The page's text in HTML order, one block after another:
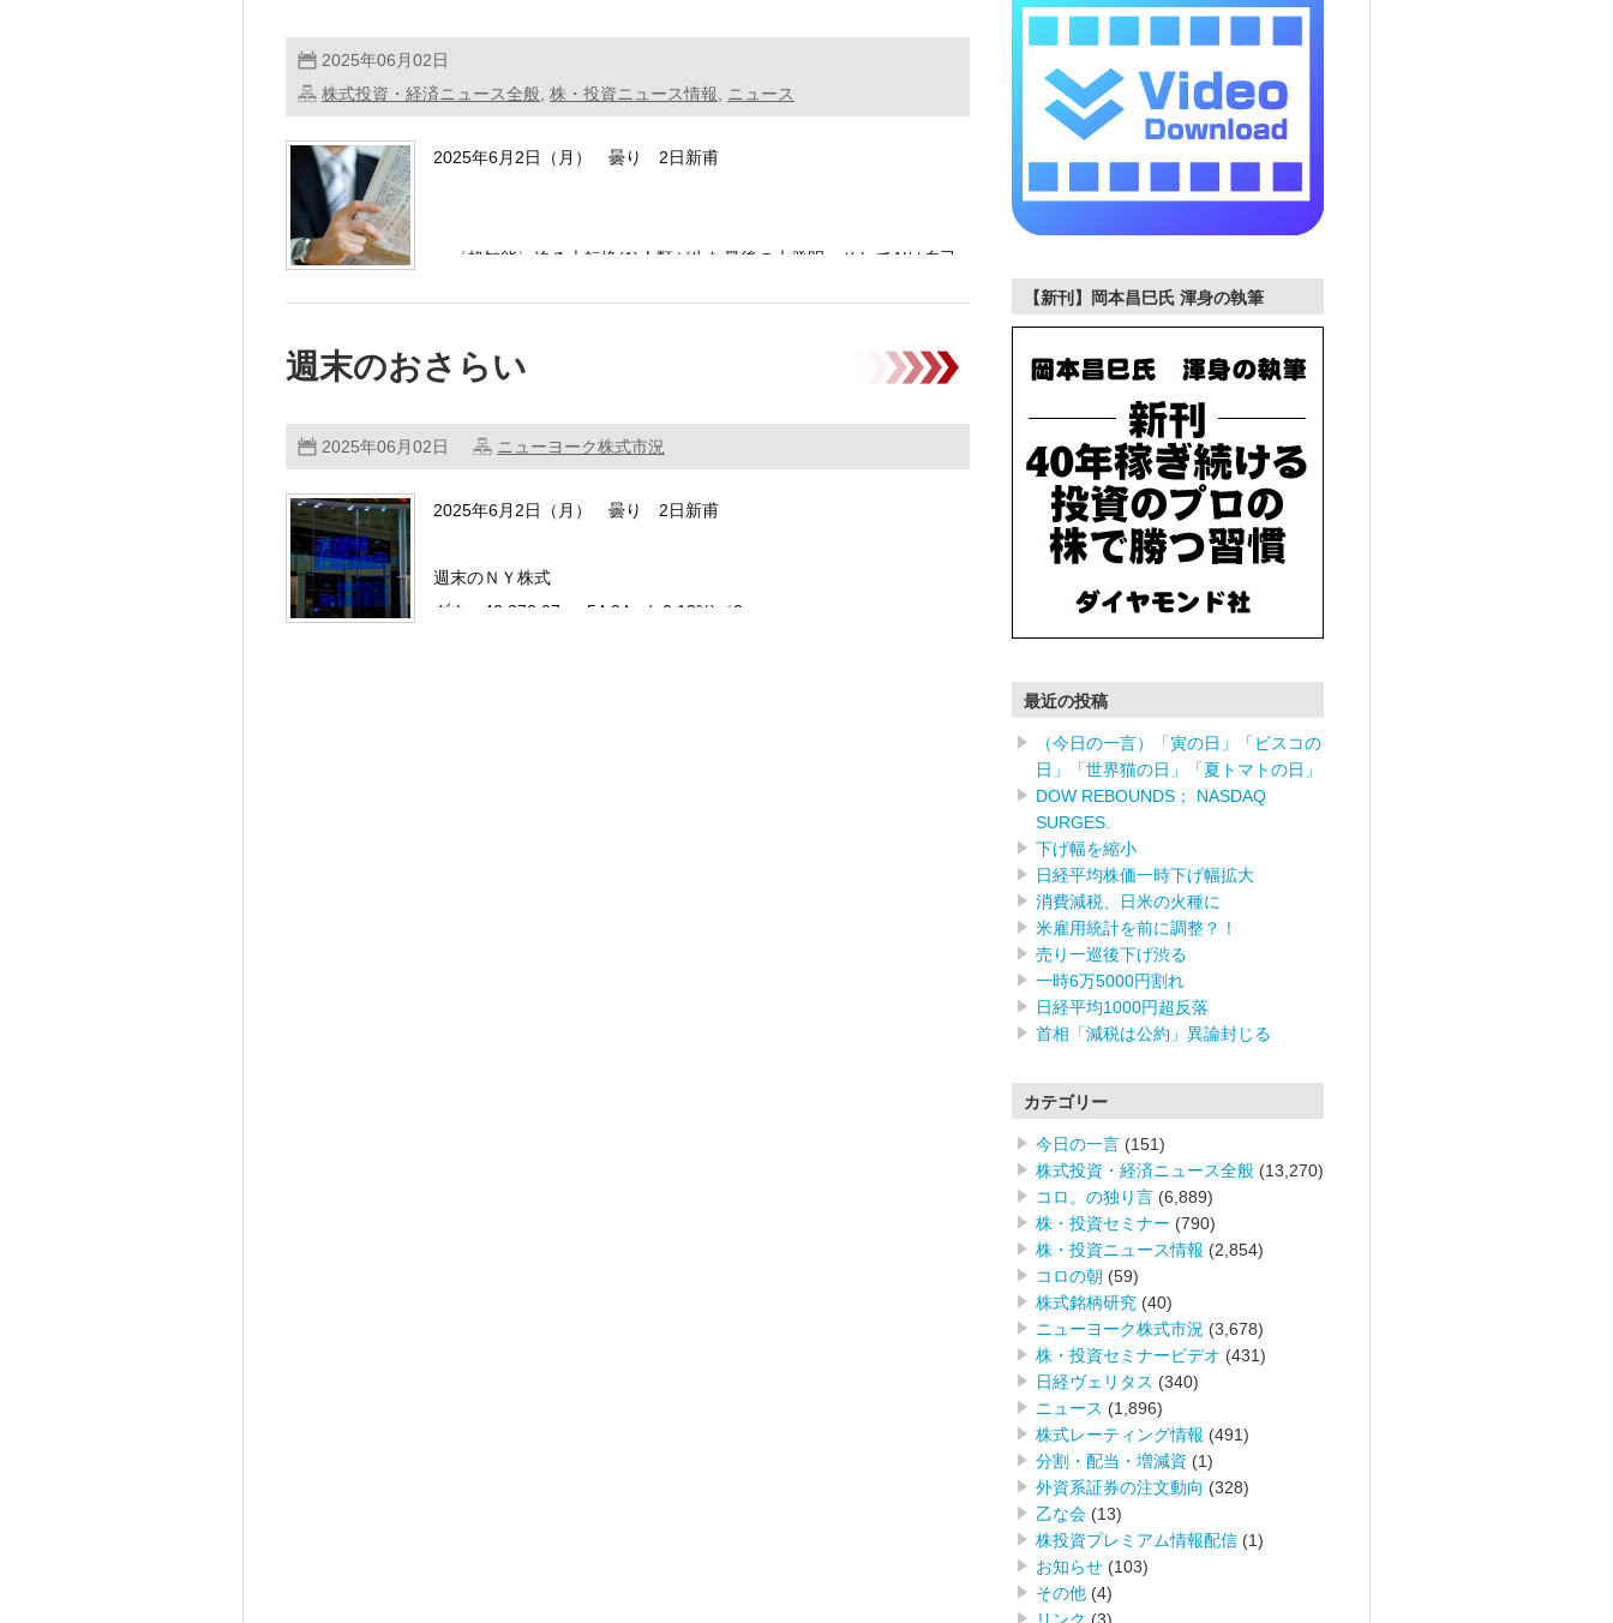
2025年06月02日
株式投資・経済ニュース全般 株・投資ニュース情報 ニュース
2025年6月2日（月） 曇り 2日新甫
・〈超知能〉迫る大転換(1)人類が生む最後の大発明 そしてAIは自己
週末のおさらい
2025年06月02日 ニューヨーク株式市況
2025年6月2日（月） 曇り 2日新甫
週末のＮＹ株式
ダウ：42,270.07 +54.34 (+0.13%)（2 …………
【新刊】岡本昌巳氏 渾身の執筆
最近の投稿
（今日の一言）「寅の日」「ビスコの
日」「世界猫の日」「夏トマトの日」
DOW REBOUNDS； NASDAQ
SURGES.
下げ幅を縮小
日経平均株価一時下げ幅拡大
消費減税、日米の火種に
米雇用統計を前に調整？！
売り一巡後下げ渋る
一時6万5000円割れ
日経平均1000円超反落
首相「減税は公約」異論封じる
カテゴリー
今日の一言 (151)
株式投資・経済ニュース全般 (13,270)
コロ。の独り言 (6,889)
株・投資セミナー (790)
株・投資ニュース情報 (2,854)
コロの朝 (59)
株式銘柄研究 (40)
ニューヨーク株式市況 (3,678)
株・投資セミナービデオ (431)
日経ヴェリタス (340)
ニュース (1,896)
株式レーティング情報 (491)
分割・配当・増減資 (1)
外資系証券の注文動向 (328)
乙な会 (13)
株投資プレミアム情報配信 (1)
お知らせ (103)
その他 (4)